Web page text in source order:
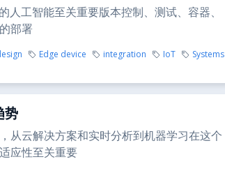
人工智能至关重要版本控制、测试、容器、
部署
Edge device integration IoT Systems
势
从云解决方案和实时分析到机器学习在这个
应性至关重要